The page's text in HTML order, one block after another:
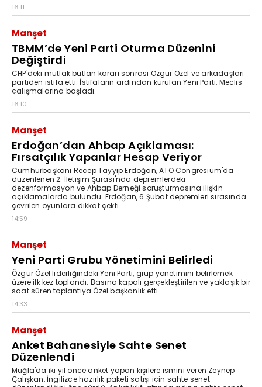
16:11
Manşet
TBMM’de Yeni Parti Oturma Düzenini
Değiştirdi
CHP'deki mutlak butlan kararı sonrası Özgür Özel ve arkadaşları
partiden istifa etti. İstifaların ardından kurulan Yeni Parti, Meclis
çalışmalarına başladı.
16:10
Manşet
Erdoğan’dan Ahbap Açıklaması:
Fırsatçılık Yapanlar Hesap Veriyor
Cumhurbaşkanı Recep Tayyip Erdoğan, ATO Congresium'da
düzenlenen 2. İletişim Şurası'nda depremlerdeki
dezenformasyon ve Ahbap Derneği soruşturmasına ilişkin
açıklamalarda bulundu. Erdoğan, 6 Şubat depremleri sırasında
çevrilen oyunlara dikkat çekti.
14:59
Manşet
Yeni Parti Grubu Yönetimini Belirledi
Özgür Özel liderliğindeki Yeni Parti, grup yönetimini belirlemek
üzere ilk kez toplandı. Basına kapalı gerçekleştirilen ve yaklaşık bir
saat süren toplantıya Özel başkanlık etti.
14:33
Manşet
Anket Bahanesiyle Sahte Senet
Düzenlendi
Muğla'da iki yıl önce anket yapan kişilere ismini veren Zeynep
Çalışkan, İngilizce hazırlık paketi satışı için sahte senet